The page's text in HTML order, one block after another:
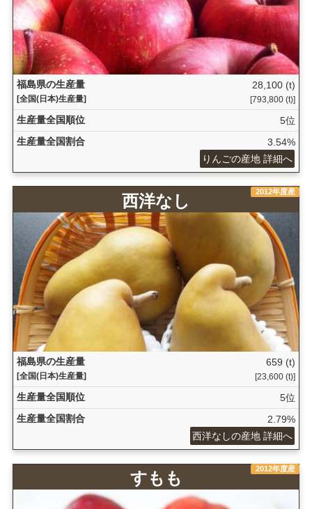
福島県の生産量
[全国(日本)生産量]
28,100 (t)
[793,800 (t)]
生産量全国順位
5位
生産量全国割合
3.54%
りんごの産地 詳細へ
2012年度産
西洋なし
福島県の生産量
[全国(日本)生産量]
659 (t)
[23,600 (t)]
生産量全国順位
5位
生産量全国割合
2.79%
西洋なしの産地 詳細へ
2012年度産
すもも